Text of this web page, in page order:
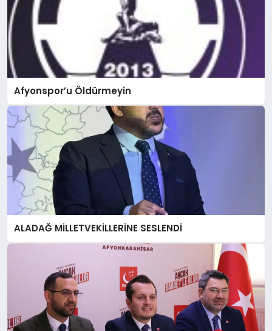
Afyonspor’u Öldürmeyin
ALADAĞ MİLLETVEKİLLERİNE SESLENDİ